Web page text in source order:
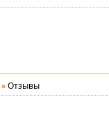
» Отзывы